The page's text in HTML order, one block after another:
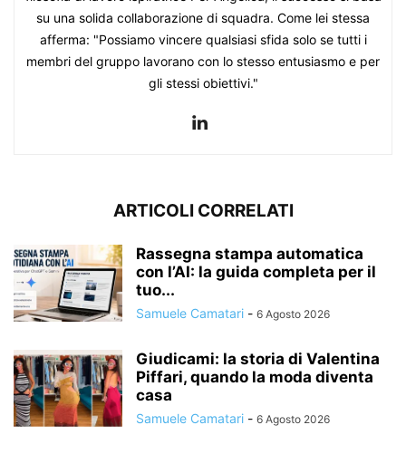
su una solida collaborazione di squadra. Come lei stessa
afferma: "Possiamo vincere qualsiasi sfida solo se tutti i
membri del gruppo lavorano con lo stesso entusiasmo e per
gli stessi obiettivi."
ARTICOLI CORRELATI
Rassegna stampa automatica
con l’AI: la guida completa per il
tuo...
Samuele Camatari - 6 Agosto 2026
Giudicami: la storia di Valentina
Piffari, quando la moda diventa
casa
Samuele Camatari - 6 Agosto 2026